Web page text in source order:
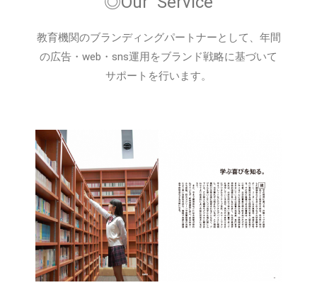
教育機関のブランディングパートナーとして、年間
の広告・web・sns運用をブランド戦略に基づいて
サポートを行います。